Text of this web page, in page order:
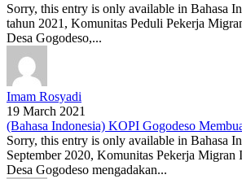
Sorry, this entry is only available in Bahasa
tahun 2021, Komunitas Peduli Pekerja
Desa Gogodeso,...
Imam Rosyadi
19 March 2021
(Bahasa Indonesia) KOPI Gogodeso
Sorry, this entry is only available in Bahasa
September 2020, Komunitas Pekerja
Desa Gogodeso mengadakan...